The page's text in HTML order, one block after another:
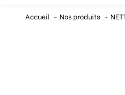
Accueil Nos produits